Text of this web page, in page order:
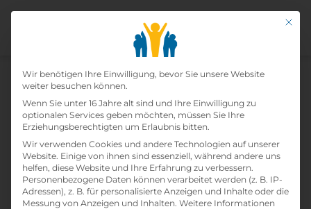
Fachangestellte:r Für
Bäderbetriebe (m/w/d)
Home»Offene Lehrstellen» Fachangestellte:r
für Bäderbetriebe (m/w/d)
Mit
Datenschutz-
Wir benötigen Ihre Einwilligung, bevor Sie unsere Website
weiter besuchen können.
Wenn Sie unter 16 Jahre alt sind und Ihre Einwilligung zu
optionalen Services geben möchten, müssen Sie Ihre
Erziehungsberechtigten um Erlaubnis bitten.
Wir verwenden Cookies und andere Technologien auf unserer
Website. Einige von ihnen sind essenziell, während andere uns
helfen, diese Website und Ihre Erfahrung zu verbessern.
Personenbezogene Daten können verarbeitet werden (z. B. IP-
Adressen), z. B. für personalisierte Anzeigen und Inhalte oder die
Messung von Anzeigen und Inhalten. Weitere Informationen